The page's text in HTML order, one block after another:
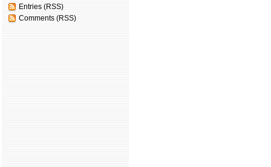
Entries (RSS)
Comments (RSS)